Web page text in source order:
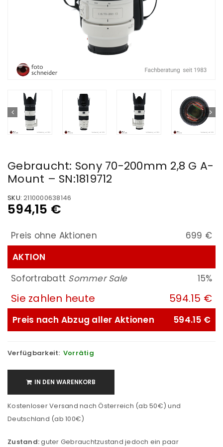
Gebraucht: Sony 70-200mm 2,8 G A-
Mount – SN:1819712
SKU: 2110000638146
594,15 €
Preis ohne Aktionen
699 €
AKTION
Sofortrabatt Sommer Sale 15%
Sie zahlen heute 594.15 €
Preis nach Abzug aller Aktionen 594.15 €
Verfügbarkeit: Vorrätig
IN DEN WARENKORB
Kostenloser Versand nach Österreich (ab 50€) und
Deutschland (ab 100€)
Zustand:guter Gebrauchtzustand jedoch ein paar